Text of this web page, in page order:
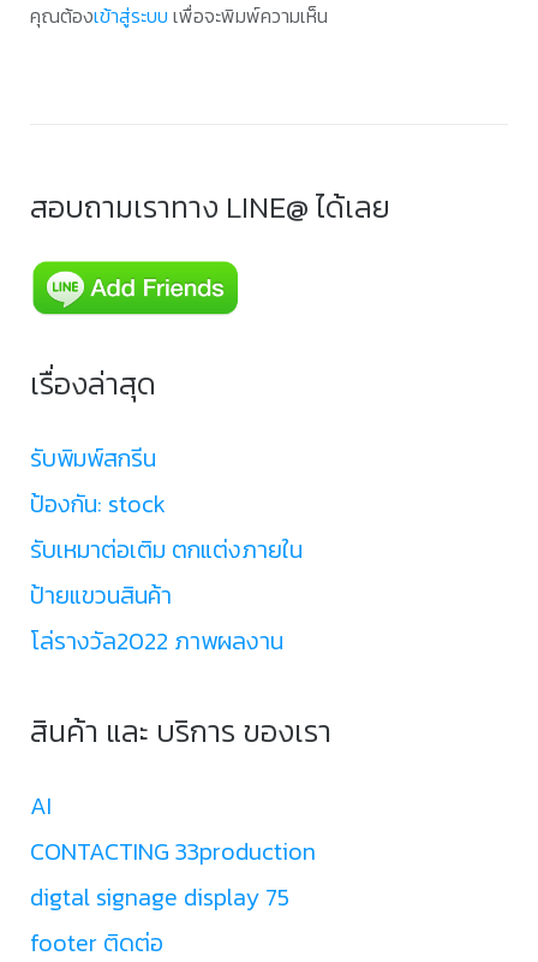
คุณต้องเข้าสู่ระบบ เพื่อจะพิมพ์ความเห็น
สอบถามเราทาง LINE@ ได้เลย
เรื่องล่าสุด
รับพิมพ์สกรีน
ป้องกัน: stock
รับเหมาต่อเติม ตกแต่งภายใน
ป้ายแขวนสินค้า
โล่รางวัล2022 ภาพผลงาน
สินค้า และ บริการ ของเรา
AI
CONTACTING 33production
digtal signage display 75
footer ติดต่อ